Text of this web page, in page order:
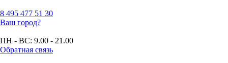
8 495 477 51 30
Ваш город?
ПН - ВС: 9.00 - 21.00
Обратная связь